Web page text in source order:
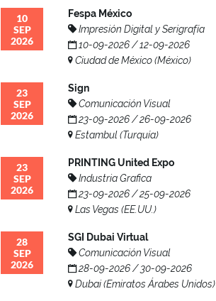
10
SEP
2026
Fespa México
Impresión Digital y Serigrafía
10-09-2026 / 12-09-2026
Ciudad de México (México)
23
SEP
2026
Sign
Comunicación Visual
23-09-2026 / 26-09-2026
Estambul (Turquía)
23
SEP
2026
PRINTING United Expo
Industria Grafica
23-09-2026 / 25-09-2026
Las Vegas (EE.UU.)
28
SEP
2026
SGI Dubai Virtual
Comunicación Visual
28-09-2026 / 30-09-2026
Dubai (Emiratos Árabes Unidos)